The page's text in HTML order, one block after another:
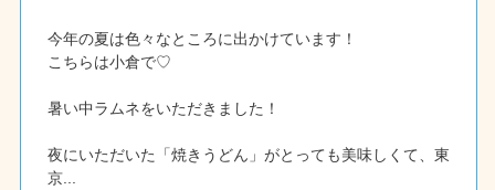
今年の夏は色々なところに出かけています！
こちらは小倉で♡
暑い中ラムネをいただきました！
夜にいただいた「焼きうどん」がとっても美味しくて、東
京...